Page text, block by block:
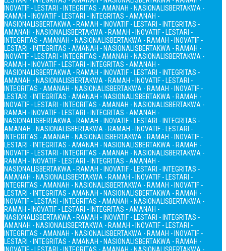
INOVATIF - LESTARI - INTEGRITAS - AMANAH - NASIONALISBERTAKWA -
RAMAH - INOVATIF - LESTARI - INTEGRITAS - AMANAH -
NASIONALISBERTAKWA - RAMAH - INOVATIF - LESTARI - INTEGRITAS -
AMANAH - NASIONALISBERTAKWA - RAMAH - INOVATIF - LESTARI -
INTEGRITAS - AMANAH - NASIONALISBERTAKWA - RAMAH - INOVATIF -
LESTARI - INTEGRITAS - AMANAH - NASIONALISBERTAKWA - RAMAH -
INOVATIF - LESTARI - INTEGRITAS - AMANAH - NASIONALISBERTAKWA -
RAMAH - INOVATIF - LESTARI - INTEGRITAS - AMANAH -
NASIONALISBERTAKWA - RAMAH - INOVATIF - LESTARI - INTEGRITAS -
AMANAH - NASIONALISBERTAKWA - RAMAH - INOVATIF - LESTARI -
INTEGRITAS - AMANAH - NASIONALISBERTAKWA - RAMAH - INOVATIF -
LESTARI - INTEGRITAS - AMANAH - NASIONALISBERTAKWA - RAMAH -
INOVATIF - LESTARI - INTEGRITAS - AMANAH - NASIONALISBERTAKWA -
RAMAH - INOVATIF - LESTARI - INTEGRITAS - AMANAH -
NASIONALISBERTAKWA - RAMAH - INOVATIF - LESTARI - INTEGRITAS -
AMANAH - NASIONALISBERTAKWA - RAMAH - INOVATIF - LESTARI -
INTEGRITAS - AMANAH - NASIONALISBERTAKWA - RAMAH - INOVATIF -
LESTARI - INTEGRITAS - AMANAH - NASIONALISBERTAKWA - RAMAH -
INOVATIF - LESTARI - INTEGRITAS - AMANAH - NASIONALISBERTAKWA -
RAMAH - INOVATIF - LESTARI - INTEGRITAS - AMANAH -
NASIONALISBERTAKWA - RAMAH - INOVATIF - LESTARI - INTEGRITAS -
AMANAH - NASIONALISBERTAKWA - RAMAH - INOVATIF - LESTARI -
INTEGRITAS - AMANAH - NASIONALISBERTAKWA - RAMAH - INOVATIF -
LESTARI - INTEGRITAS - AMANAH - NASIONALISBERTAKWA - RAMAH -
INOVATIF - LESTARI - INTEGRITAS - AMANAH - NASIONALISBERTAKWA -
RAMAH - INOVATIF - LESTARI - INTEGRITAS - AMANAH -
NASIONALISBERTAKWA - RAMAH - INOVATIF - LESTARI - INTEGRITAS -
AMANAH - NASIONALISBERTAKWA - RAMAH - INOVATIF - LESTARI -
INTEGRITAS - AMANAH - NASIONALISBERTAKWA - RAMAH - INOVATIF -
LESTARI - INTEGRITAS - AMANAH - NASIONALISBERTAKWA - RAMAH -